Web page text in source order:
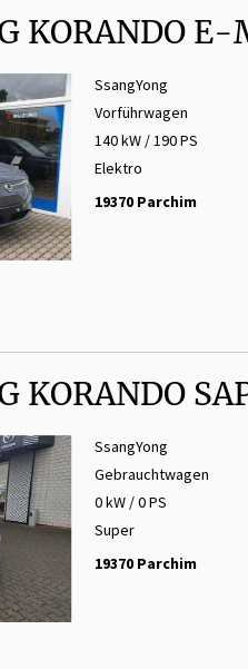
KORANDO
SsangYong
Vorführwagen
140 kW / 190 PS
Elektro
19370 Parchim
KORANDO
SsangYong
Gebrauchtwagen
0 kW / 0 PS
Super
19370 Parchim